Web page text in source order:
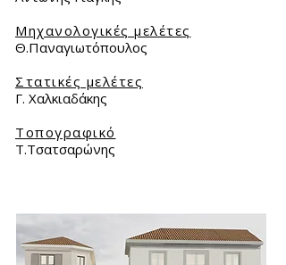
Μηχανολογικές μελέτες
Θ.Παναγιωτόπουλος
Στατικές μελέτες
Γ. Χαλκιαδάκης
Τοπογραφικό
Τ.Τσατσαρώνης